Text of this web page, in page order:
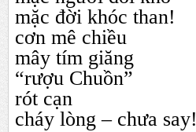
mặc đời khóc than!
cơn mê chiều
mây tím giăng
“rượu Chuồn”
rót cạn
cháy lòng – chưa say!